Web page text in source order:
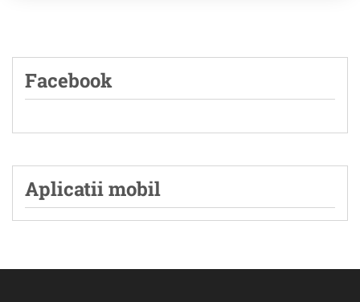
Facebook
Aplicatii mobil